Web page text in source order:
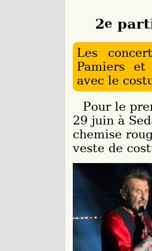
2e
Les
Pamiers
avec le
Pour le premier concert de cette reprise, le
29 juin à
chemise
veste de